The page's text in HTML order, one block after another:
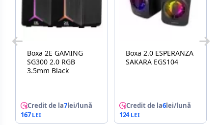
Boxa 2E GAMING
SG300 2.0 RGB
3.5mm Black
Credit de la7lei/lună
167
Boxa 2.0 ESPERANZA
SAKARA EGS104
Credit de la6lei/lună
124